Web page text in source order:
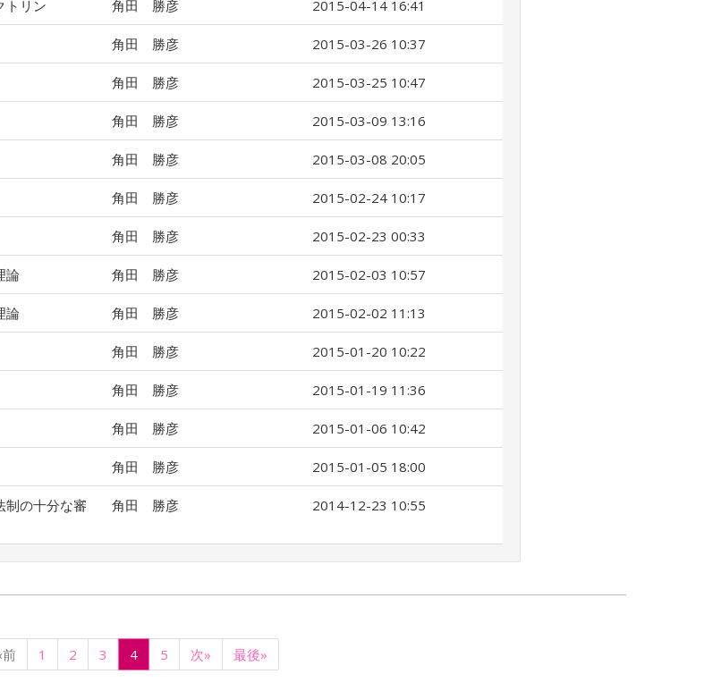
トリン 角田 勝彦 2015-04-14 16:41
角田 勝彦 2015-03-26 10:37
角田 勝彦 2015-03-25 10:47
角田 勝彦 2015-03-09 13:16
角田 勝彦 2015-03-08 20:05
角田 勝彦 2015-02-24 10:17
角田 勝彦 2015-02-23 00:33
論 角田 勝彦 2015-02-03 10:57
論 角田 勝彦 2015-02-02 11:13
角田 勝彦 2015-01-20 10:22
角田 勝彦 2015-01-19 11:36
角田 勝彦 2015-01-06 10:42
角田 勝彦 2015-01-05 18:00
制の十分な審
角田 勝彦 2014-12-23 10:55
前 1 2 3 4 5 次» 最後»